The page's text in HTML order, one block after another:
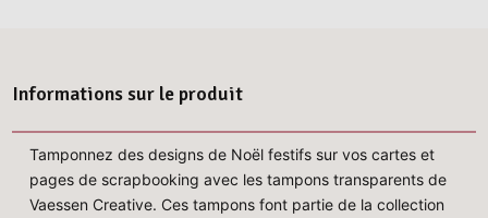
Informations sur le produit
Tamponnez des designs de Noël festifs sur vos cartes et
pages de scrapbooking avec les tampons transparents de
Vaessen Creative. Ces tampons font partie de la collection